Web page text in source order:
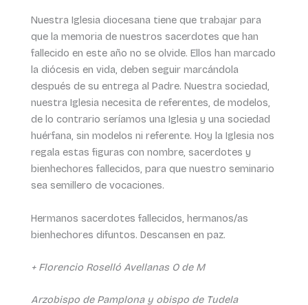
Nuestra Iglesia diocesana tiene que trabajar para
que la memoria de nuestros sacerdotes que han
fallecido en este año no se olvide. Ellos han marcado
la diócesis en vida, deben seguir marcándola
después de su entrega al Padre. Nuestra sociedad,
nuestra Iglesia necesita de referentes, de modelos,
de lo contrario seríamos una Iglesia y una sociedad
huérfana, sin modelos ni referente. Hoy la Iglesia nos
regala estas figuras con nombre, sacerdotes y
bienhechores fallecidos, para que nuestro seminario
sea semillero de vocaciones.
Hermanos sacerdotes fallecidos, hermanos/as
bienhechores difuntos. Descansen en paz.
+ Florencio Roselló Avellanas O de M
Arzobispo de Pamplona y obispo de Tudela